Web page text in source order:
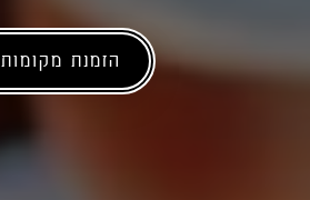
הזמנת מקומות